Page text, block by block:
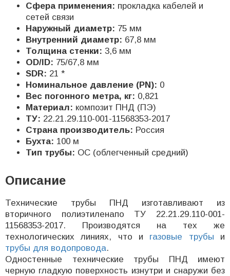
Сфера применения: прокладка кабелей и
сетей связи
Наружный диаметр: 75 мм
Внутренний диаметр: 67,8 мм
Толщина стенки: 3,6 мм
OD/ID: 75/67,8 мм
SDR: 21 *
Номинальное давление (PN): 0
Вес погонного метра, кг: 0,821
Материал: композит ПНД (ПЭ)
ТУ: 22.21.29.110-001-11568353-2017
Страна производитель: Россия
Бухта: 100 м
Тип трубы: ОС (облегченный средний)
Описание
Технические трубы ПНД изготавливают из
вторичного полиэтиленапо ТУ 22.21.29.110-001-
11568353-2017. Производятся на тех же
технологических линиях, что и газовые трубы и
трубы для водопровода.
Одностенные технические трубы ПНД имеют
черную гладкую поверхность изнутри и снаружи без